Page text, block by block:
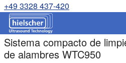
+49 3328 437-420
Sistema compacto de
de alambres WTC950